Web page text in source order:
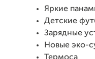
Яркие
Детские
Зарядные
Новые эко-